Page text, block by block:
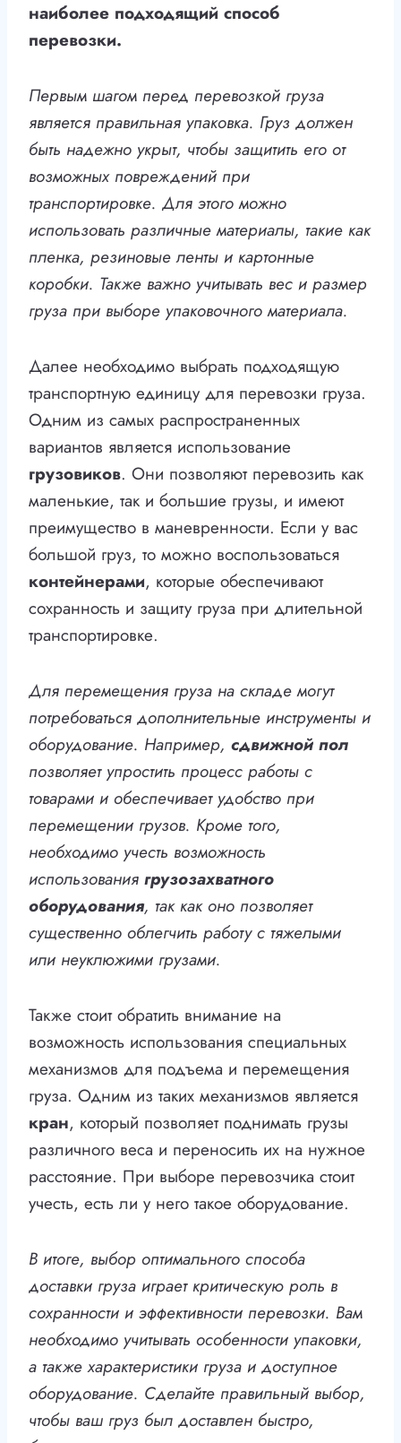
наиболее подходящий способ
перевозки.
Первым шагом перед перевозкой груза
является правильная упаковка. Груз должен
быть надежно укрыт, чтобы защитить его от
возможных повреждений при
транспортировке. Для этого можно
использовать различные материалы, такие как
пленка, резиновые ленты и картонные
коробки. Также важно учитывать вес и размер
груза при выборе упаковочного материала.
Далее необходимо выбрать подходящую
транспортную единицу для перевозки груза.
Одним из самых распространенных
вариантов является использование
грузовиков. Они позволяют перевозить как
маленькие, так и большие грузы, и имеют
преимущество в маневренности. Если у вас
большой груз, то можно воспользоваться
контейнерами, которые обеспечивают
сохранность и защиту груза при длительной
транспортировке.
Для перемещения груза на складе могут
потребоваться дополнительные инструменты и
оборудование. Например, сдвижной пол
позволяет упростить процесс работы с
товарами и обеспечивает удобство при
перемещении грузов. Кроме того,
необходимо учесть возможность
использования грузозахватного
оборудования, так как оно позволяет
существенно облегчить работу с тяжелыми
или неуклюжими грузами.
Также стоит обратить внимание на
возможность использования специальных
механизмов для подъема и перемещения
груза. Одним из таких механизмов является
кран, который позволяет поднимать грузы
различного веса и переносить их на нужное
расстояние. При выборе перевозчика стоит
учесть, есть ли у него такое оборудование.
В итоге, выбор оптимального способа
доставки груза играет критическую роль в
сохранности и эффективности перевозки. Вам
необходимо учитывать особенности упаковки,
а также характеристики груза и доступное
оборудование. Сделайте правильный выбор,
чтобы ваш груз был доставлен быстро,